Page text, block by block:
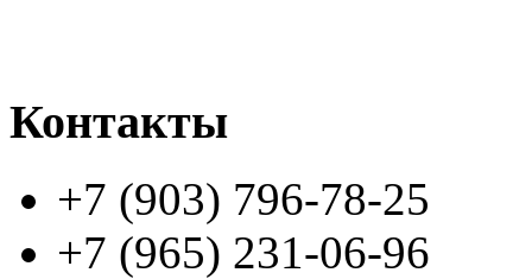
Контакты
+7 (903) 796-78-25
+7 (965) 231-06-96